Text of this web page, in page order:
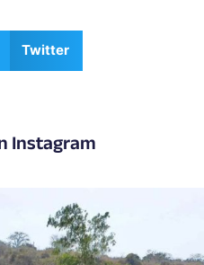
Twitter
Instagram